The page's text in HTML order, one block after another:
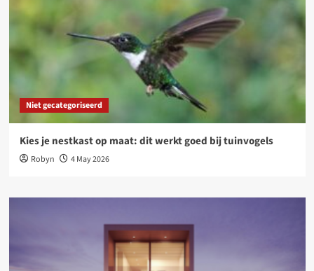
Niet gecategoriseerd
Kies je nestkast op maat: dit werkt goed bij tuinvogels
Robyn 4 May 2026